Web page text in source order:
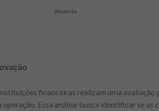
Anúncio
financeiras realizam uma
Essa análise busca identificar se